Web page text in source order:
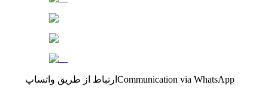
ارتباط از طریق واتساپ Communication via WhatsApp